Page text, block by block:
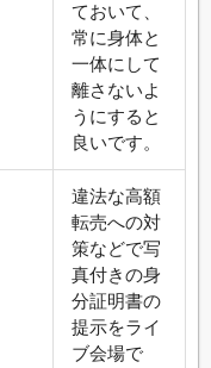
ておいて、
常に身体と
一体にして
離さないよ
うにすると
良いです。
違法な高額
転売への対
策などで写
真付きの身
分証明書の
提示をライ
ブ会場で